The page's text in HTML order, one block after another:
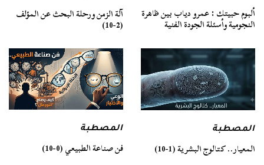
ألبوم حبيتك : عمرو دياب بين ظاهرة
النجومية وأسئلة الجودة الفنية
آلة الزمن ورحلة البحث عن المؤلف
(2-10)
المصطبة
المعيار.. كتالوج البشرية (1-10)
المصطبة
فن صناعة الطبيعي (0-10)